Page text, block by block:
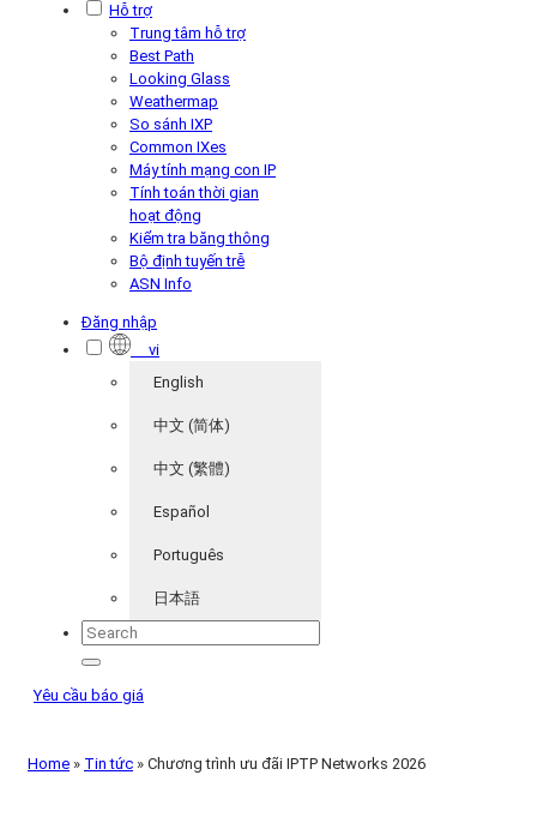
Hỗ trợ
Trung tâm hỗ trợ
Best Path
Looking Glass
Weathermap
So sánh IXP
Common IXes
Máy tính mạng con IP
Tính toán thời gian
hoạt động
Kiểm tra băng thông
Bộ định tuyến trễ
ASN Info
Đăng nhập
vi
English
中文 (简体)
中文 (繁體)
Español
Português
日本語
Yêu cầu báo giá
Home » Tin tức » Chương trình ưu đãi IPTP Networks 2026